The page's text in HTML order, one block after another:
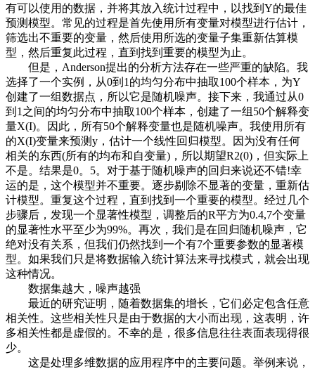
有可以使用的数据，并将其放入统计过程中，以找到Y的最佳
预测模型。常见的过程是首先使用所有变量对模型进行估计，
筛选出不重要的变量，然后使用所选的变量子集重新估算模
型，然后重复此过程，直到找到重要的模型为止。
但是，Anderson提出的分析方法存在一些严重的缺陷。我
选择了一个实例，从0到1的均匀分布中抽取100个样本，为Y
创建了一组数据点，所以它是随机噪声。接下来，我通过从0
到1之间的均匀分布中抽取100个样本，创建了一组50个解释变
量X(I)。因此，所有50个解释变量也是随机噪声。我使用所有
的X(I)变量来预测y，估计一个线性回归模型。因为没有任何
相关的东西(所有的均布和自变量)，所以期望R2(0)，但实际上
不是。结果是0。5。对于基于随机噪声的回归来说还不错!幸
运的是，这个模型并不重要。逐步剔除不显著的变量，重新估
计模型。重复这个过程，直到找到一个重要的模型。经过几个
步骤后，发现一个显著性模型，调整后的R平方为0.4,7个变量
的显著性水平至少为99%。再次，我们是在回归随机噪声，它
绝对没有关系，但我们仍然找到一个有7个重要参数的显著模
型。如果我们只是将数据输入统计算法来寻找模式，就会出现
这种情况。
数据集越大，噪声越强
最近的研究证明，随着数据集的增长，它们必定包含任意
相关性。这些相关性只是由于数据的大小而出现，这表明，许
多相关性都是虚假的。不幸的是，很多信息往往表面表现得很
少。
这是处理多维数据的应用程序中的主要问题。举例来说，